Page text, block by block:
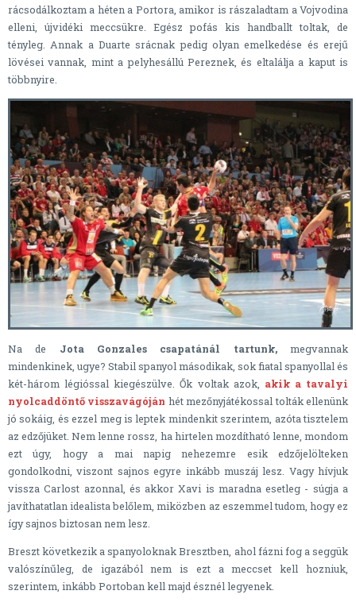
rácsodálkoztam a héten a Portora, amikor is rászaladtam a Vojvodina
elleni, újvidéki meccsükre. Egész pofás kis handballt toltak, de
tényleg. Annak a Duarte srácnak pedig olyan emelkedése és erejű
lövései vannak, mint a pelyhesállú Pereznek, és eltalálja a kaput is
többnyire.
Na de Jota Gonzales csapatánál tartunk,megvannak
mindenkinek, ugye? Stabil spanyol másodikak, sok fiatal spanyollal és
két-három légióssal kiegészülve. Ők voltak azok, akik a tavalyi
nyolcaddöntő visszavágóján hét mezőnyjátékossal tolták ellenünk
jó sokáig, és ezzel meg is leptek mindenkit szerintem, azóta tisztelem
az edzőjüket. Nem lenne rossz, ha hirtelen mozdítható lenne, mondom
ezt úgy, hogy a mai napig nehezemre esik edzőjelölteken
gondolkodni, viszont sajnos egyre inkább muszáj lesz. Vagy hívjuk
vissza Carlost azonnal, és akkor Xavi is maradna esetleg - súgja a
javíthatatlan idealista belőlem, miközben az eszemmel tudom, hogy ez
így sajnos biztosan nem lesz.
Breszt következik a spanyoloknak Bresztben, ahol fázni fog a seggük
valószínűleg, de igazából nem is ezt a meccset kell hozniuk,
szerintem, inkább Portoban kell majd észnél legyenek.